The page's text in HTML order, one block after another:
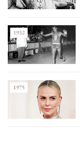
1932
1975